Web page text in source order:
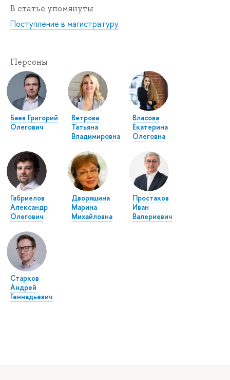
В статье упомянуты
Поступление в магистратуру
Персоны
Баев Григорий
Олегович
Ветрова
Татьяна
Владимировна
Власова
Екатерина
Олеговна
Габриелов
Александр
Олегович
Дворяшина
Марина
Михайловна
Простаков
Иван
Валериевич
Старков
Андрей
Геннадьевич